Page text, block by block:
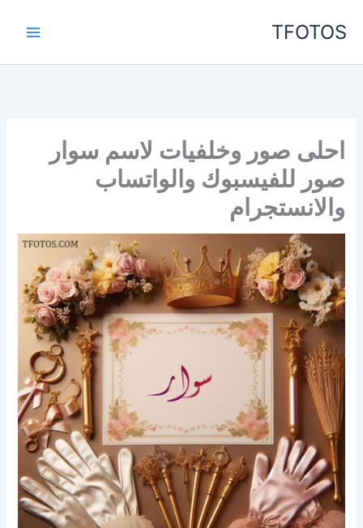
TFOTOS
احلى صور وخلفيات لاسم سوار
صور للفيسبوك والواتساب
والانستجرام